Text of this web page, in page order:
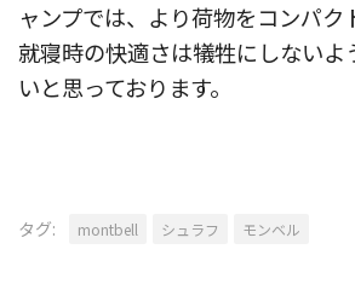
ャンプでは、より荷物をコンパク
就寝時の快適さは犠牲にしないよ
いと思っております。
タグ: montbell シュラフ モンベル